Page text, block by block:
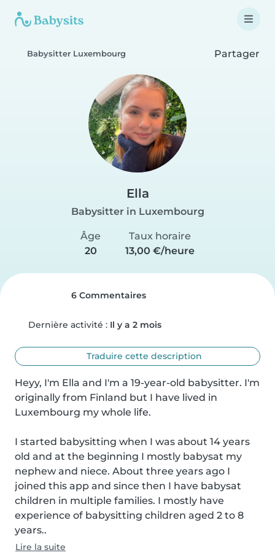
Babysitter Luxembourg Partager
Ella
Babysitter in Luxembourg
Âge
20
Taux horaire
13,00 €/heure
6 Commentaires
Dernière activité : Il y a 2 mois
Traduire cette description
Heyy, I'm Ella and I'm a 19-year-old babysitter. I'm
originally from Finland but I have lived in
Luxembourg my whole life.
I started babysitting when I was about 14 years
old and at the beginning I mostly babysat my
nephew and niece. About three years ago I
joined this app and since then I have babysat
children in multiple families. I mostly have
experience of babysitting children aged 2 to 8
years..
Lire la suite